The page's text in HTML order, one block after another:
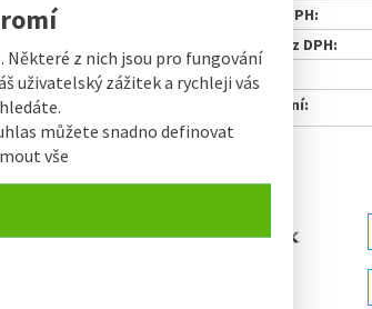
Některé z nich jsou pro fungování
uživatelský zážitek a rychleji vás
můžete snadno definovat
vše
Naše cena s DPH:
Naše cena bez DPH:
Ušetříte:
Termín dodání: